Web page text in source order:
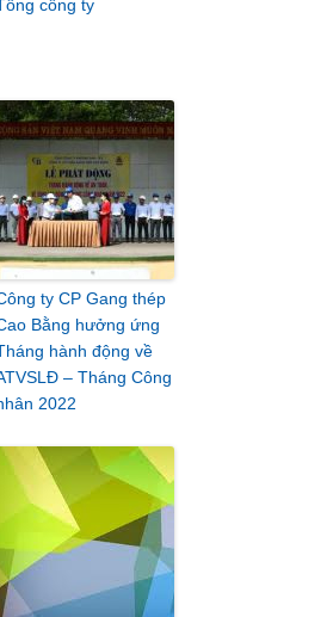
công ty
ty CP Gang thép
Bằng hưởng ứng
hành động về
– Tháng Công
2022